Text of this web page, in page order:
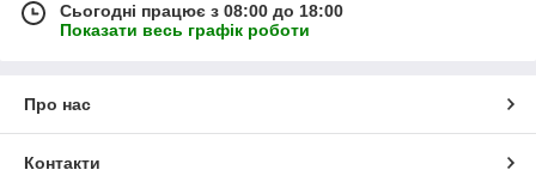
Сьогодні працює з 08:00 до 18:00
Показати весь графік роботи
Про нас
Контакти